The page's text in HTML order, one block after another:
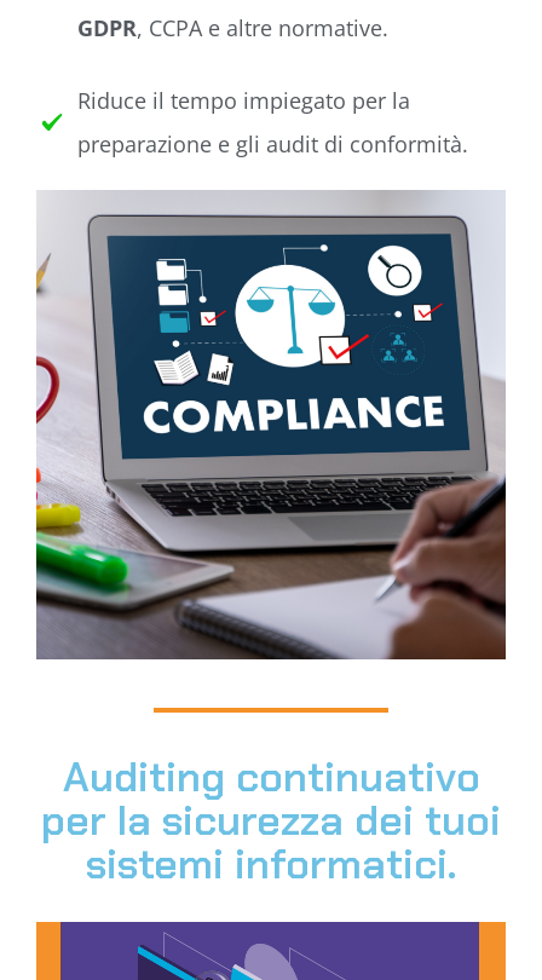
GDPR, CCPA e altre normative.
Riduce il tempo impiegato per la
preparazione e gli audit di conformità.
Auditing continuativo
per la sicurezza dei tuoi
sistemi informatici.